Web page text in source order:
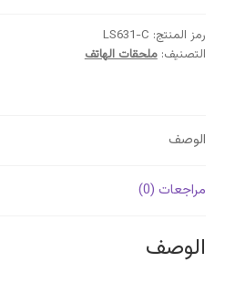
رمز المنتج: LS631-C
التصنيف:ملحقات الهاتف
الوصف
مراجعات (0)
الوصف